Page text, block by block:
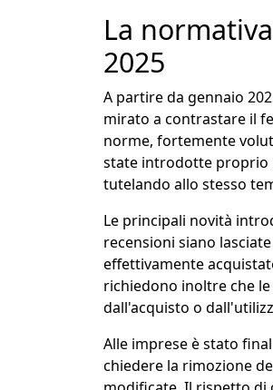
La
2025
A partire da gennaio
mirato a contrastare il
norme, fortemente
state introdotte proprio
tutelando allo stesso
Le principali novità
recensioni siano
effettivamente
richiedono inoltre che
dall'acquisto o
Alle imprese è stato
chiedere la rimozione